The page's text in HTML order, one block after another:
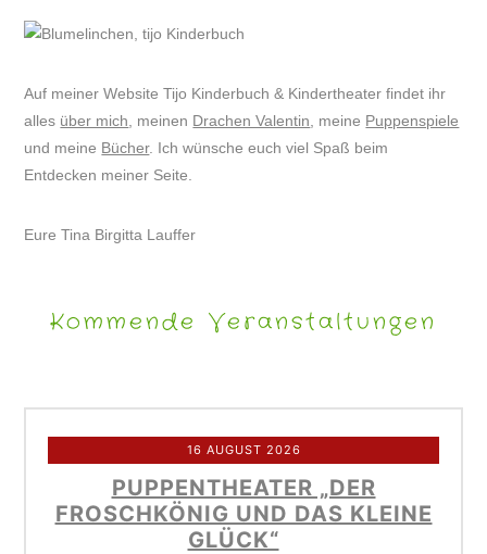
Auf meiner Website Tijo Kinderbuch & Kindertheater findet ihr
alles über mich , meinen Drachen Valentin , meine Puppenspiele
und meine Bücher. Ich wünsche euch viel Spaß beim
Entdecken meiner Seite.
Eure Tina Birgitta Lauffer
Kommende Veranstaltungen
16 AUGUST 2026
PUPPENTHEATER „DER
FROSCHKÖNIG UND DAS KLEINE
GLÜCK“